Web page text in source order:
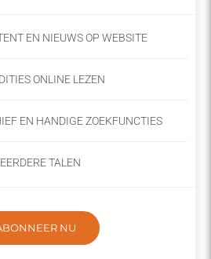
EN NIEUWS OP WEBSITE
ONLINE LEZEN
EN HANDIGE ZOEKFUNCTIES
TALEN
NU